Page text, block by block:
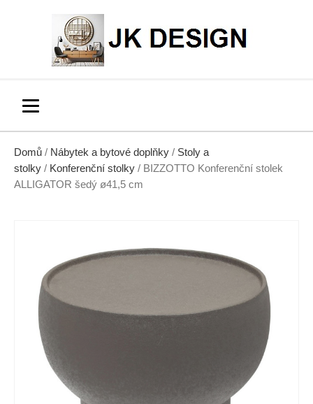
Domů / Nábytek a bytové doplňky / Stoly a
stolky / Konferenční stolky / BIZZOTTO Konferenční stolek
ALLIGATOR šedý ø41,5 cm